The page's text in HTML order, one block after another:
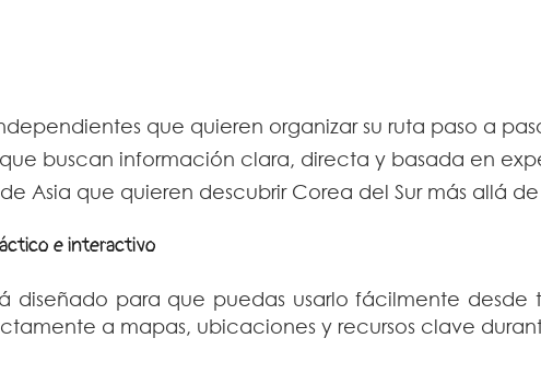
que quieren organizar su ruta paso a
que buscan información clara, directa y basada en
Asia que quieren descubrir Corea del Sur más allá
e interactivo
diseñado para que puedas usarlo fácilmente
a mapas, ubicaciones y recursos clave